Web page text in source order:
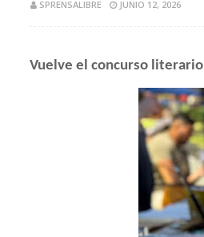
SPRENSALIBRE JUNIO 12, 2026
Vuelve el concurso